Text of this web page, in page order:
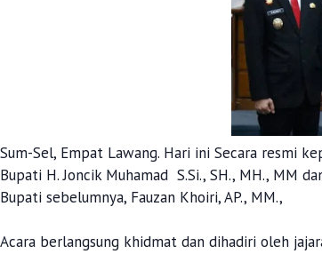
Sum-Sel, Empat Lawang. Hari ini Secara resmi
Bupati H. Joncik Muhamad S.Si., SH., MH., MM
Bupati sebelumnya, Fauzan Khoiri, AP., MM.,
Acara berlangsung khidmat dan dihadiri oleh